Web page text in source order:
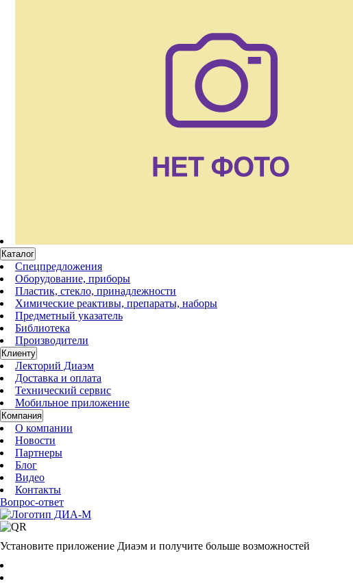
Каталог
Спецпредложения
Оборудование, приборы
Пластик, стекло, принадлежности
Химические реактивы, препараты, наборы
Предметный указатель
Библиотека
Производители
Клиенту
Лекторий Диаэм
Доставка и оплата
Технический сервис
Мобильное приложение
Компания
О компании
Новости
Партнеры
Блог
Видео
Контакты
Вопрос-ответ
Установите приложение Диаэм и получите больше возможностей